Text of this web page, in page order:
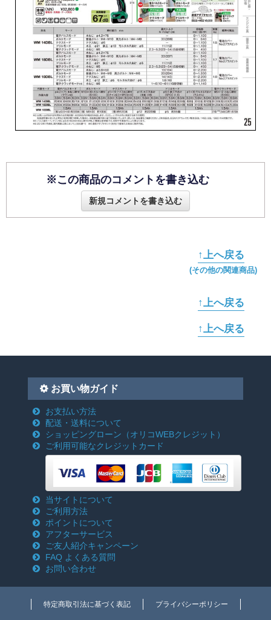
※この商品のコメントを書き込む
新規コメントを書き込む
↑上へ戻る
(その他の関連商品)
↑上へ戻る
↑上へ戻る
お買い物ガイド
お支払い方法
配送・送料について
ショッピングローン （オリコWEBクレジット）
ご利用可能なクレジットカード
当サイトについて
ご利用方法
ポイントについて
アフターサービス
ご友人紹介キャンペーン
FAQ よくある質問
お問い合わせ
特定商取引法に基づく表記 プライバシーポリシー